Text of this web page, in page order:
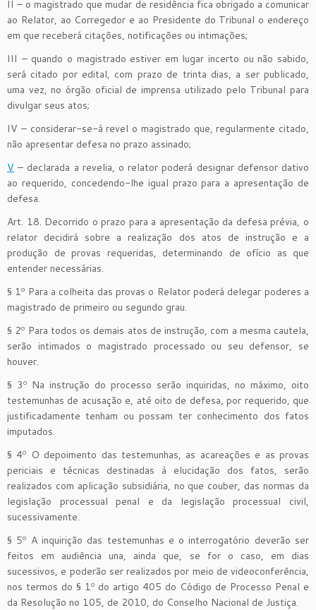
II – o magistrado que mudar de residência fica obrigado a comunicar
ao Relator, ao Corregedor e ao Presidente do Tribunal o endereço
em que receberá citações, notificações ou intimações;
III – quando o magistrado estiver em lugar incerto ou não sabido,
será citado por edital, com prazo de trinta dias, a ser publicado,
uma vez, no órgão oficial de imprensa utilizado pelo Tribunal para
divulgar seus atos;
IV – considerar-se-á revel o magistrado que, regularmente citado,
não apresentar defesa no prazo assinado;
V – declarada a revelia, o relator poderá designar defensor dativo
ao requerido, concedendo-lhe igual prazo para a apresentação de
defesa.
Art. 18. Decorrido o prazo para a apresentação da defesa prévia, o
relator decidirá sobre a realização dos atos de instrução e a
produção de provas requeridas, determinando de ofício as que
entender necessárias.
§ 1º Para a colheita das provas o Relator poderá delegar poderes a
magistrado de primeiro ou segundo grau.
§ 2º Para todos os demais atos de instrução, com a mesma cautela,
serão intimados o magistrado processado ou seu defensor, se
houver.
§ 3º Na instrução do processo serão inquiridas, no máximo, oito
testemunhas de acusação e, até oito de defesa, por requerido, que
justificadamente tenham ou possam ter conhecimento dos fatos
imputados.
§ 4º O depoimento das testemunhas, as acareações e as provas
periciais e técnicas destinadas à elucidação dos fatos, serão
realizados com aplicação subsidiária, no que couber, das normas da
legislação processual penal e da legislação processual civil,
sucessivamente.
§ 5º A inquirição das testemunhas e o interrogatório deverão ser
feitos em audiência una, ainda que, se for o caso, em dias
sucessivos, e poderão ser realizados por meio de videoconferência,
nos termos do § 1º do artigo 405 do Código de Processo Penal e
da Resolução no 105, de 2010, do Conselho Nacional de Justiça.